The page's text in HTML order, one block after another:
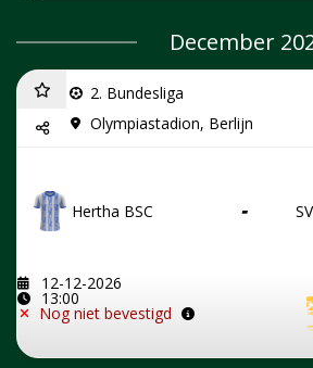
December
2. Bundesliga
Olympiastadion, Berlijn
Hertha BSC -
12-12-2026
13:00
Nog niet bevestigd